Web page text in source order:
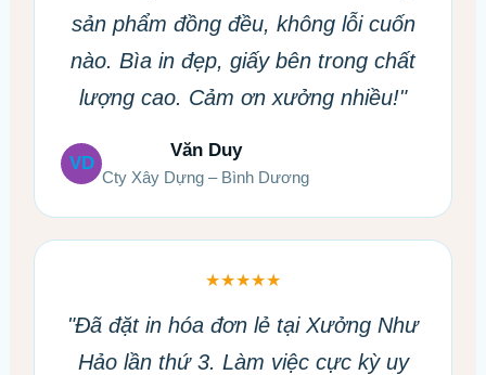
sản phẩm đồng đều, không lỗi cuốn
nào. Bìa in đẹp, giấy bên trong chất
lượng cao. Cảm ơn xưởng nhiều!"
VD
Văn Duy
Cty Xây Dựng – Bình Dương
★★★★★
"Đã đặt in hóa đơn lẻ tại Xưởng Như
Hảo lần thứ 3. Làm việc cực kỳ uy